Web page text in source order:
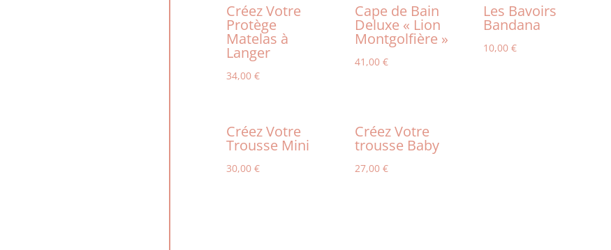
Créez Votre
Protège
Matelas à
Langer
34,00 €
Cape de Bain
Deluxe « Lion
Montgolfière »
41,00€
Les Bavoirs
Bandana
10,00€
Créez Votre
Trousse Mini
30,00 €
Créez Votre
trousse Baby
27,00€